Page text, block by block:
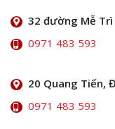
32 đường Mễ Trì
0971 483 593
20 Quang Tiến,
0971 483 593